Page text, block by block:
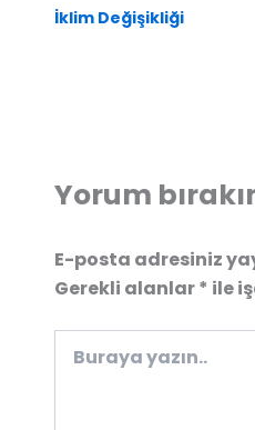
İklim Değişikliği
Yorum
E-posta adresiniz
Gerekli alanlar* ile
yazın..